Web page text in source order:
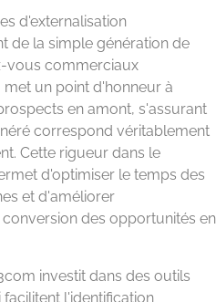
d'externalisation
de la simple génération de
vous commerciaux
un point d'honneur à
en amont, s'assurant
correspond véritablement
Cette rigueur dans le
d'optimiser le temps des
et d'améliorer
des opportunités en
investit dans des outils
l'identification